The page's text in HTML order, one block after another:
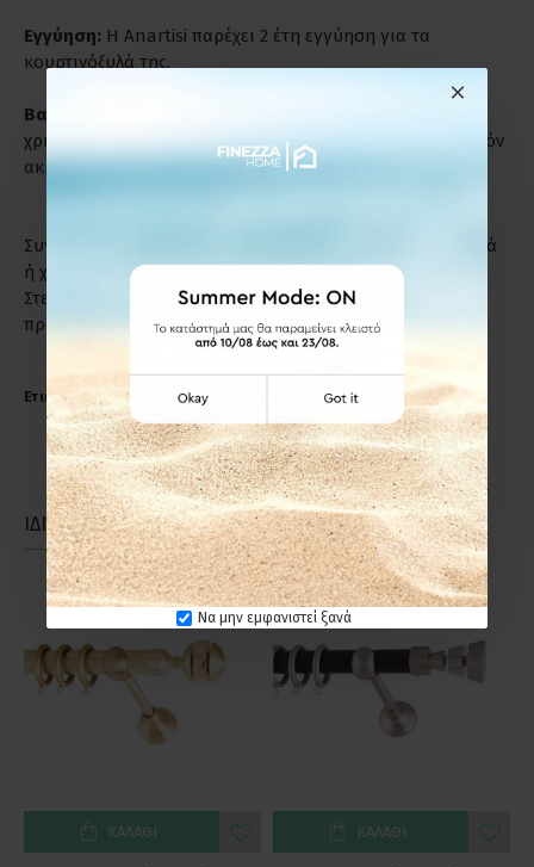
Να μην εμφανιστεί ξανά
Εγγύηση: Η Anartisi παρέχει 2 έτη εγγύηση για τα
κουρτινόξυλά της.
Βαριά Χρήση:
χρήση. Ενδύκνυνται για επαγγελματικούς χώρους γι' αυτόν
ακριβώς το λόγο.
Συντήρηση: Μη χρησιμοποιείτε απορρυπαντικά, καυστικά
ή χλωριούχα υγρά για τον καθαρισμό των προϊόντων.
Στεγνό πανί ή σκέτο νερό, αρκούν για να διατηρήσετε το
προϊόν σε άριστη κατάσταση.
Ετικέτες: Anartisi RAINBOW Φ25 Κουρτινόξυλο Νίκελ Σατινέ
ΙΔΙΑΣ ΚΑΤΗΓΟΡΙΑΣ ΙΔΙΑΣ ΕΤΑΙΡΕΙΑΣ
ΚΑΛΆΘΙ ΚΑΛΆΘΙ